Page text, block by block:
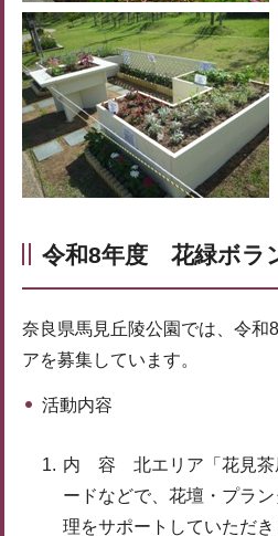
令和8年度 花緑ボラ
奈良県馬見丘陵公園では、令和
アを募集しています。
活動内容
内 容 北エリア「花見茶
ードなどで、花壇・プラ
理をサポートしていただき